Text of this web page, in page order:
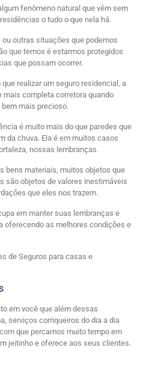
fenômeno natural que vêm sem
o tudo o que nela há.
outras situações que podemos
que temos é estarmos protegidos
que possam ocorrer.
realizar um seguro residencial, a
mais completa corretora quando
mais precioso.
é muito mais do que paredes que
da chuva. Ela é em muitos casos
nossas lembranças.
bens materiais, muitos objetos que
são objetos de valores inestimáveis
que eles nos trazem.
em manter suas lembranças e
oferecendo as melhores condições e
de Seguros para casas e
em você que além dessas
serviços corriqueiros do dia a dia
que percamos muito tempo em
jeitinho e oferece aos seus clientes.